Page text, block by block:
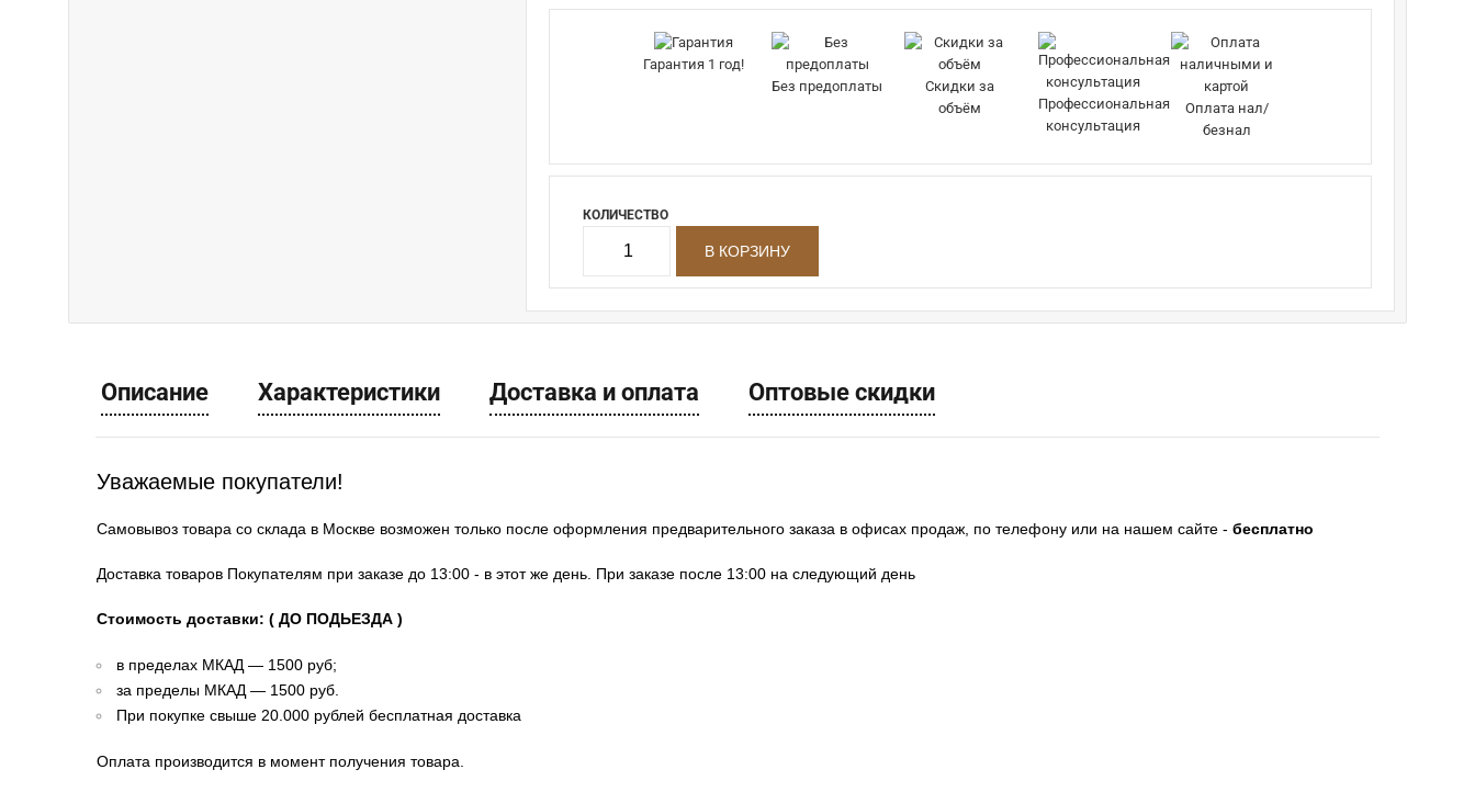
Гарантия 1 год!
Без предоплаты
Скидки за
объём
Профессиональная
консультация
Оплата нал/
безнал
КОЛИЧЕСТВО
Описание Характеристики Доставка и оплата Оптовые скидки
Уважаемые покупатели!
Самовывоз товара со склада в Москве возможен только после оформления предварительного заказа в офисах продаж, по телефону или на нашем сайте - бесплатно
Доставка товаров Покупателям при заказе до 13:00 - в этот же день. При заказе после 13:00 на следующий день
Стоимость доставки: ( ДО ПОДЬЕЗДА )
в пределах МКАД — 1500 руб;
за пределы МКАД — 1500 руб.
При покупке свыше 20.000 рублей бесплатная доставка
Оплата производится в момент получения товара.